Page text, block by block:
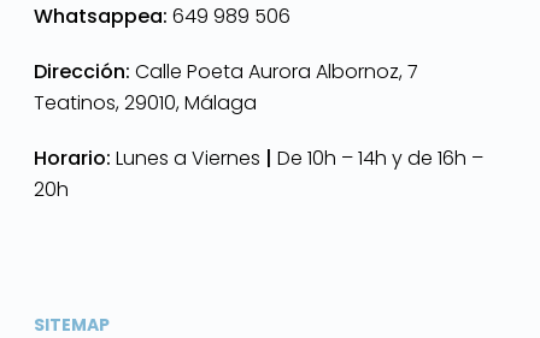
Whatsappea: 649 989 506
Dirección: Calle Poeta Aurora Albornoz, 7
Teatinos, 29010, Málaga
Horario: Lunes a Viernes | De 10h – 14h y de 16h –
20h
SITEMAP